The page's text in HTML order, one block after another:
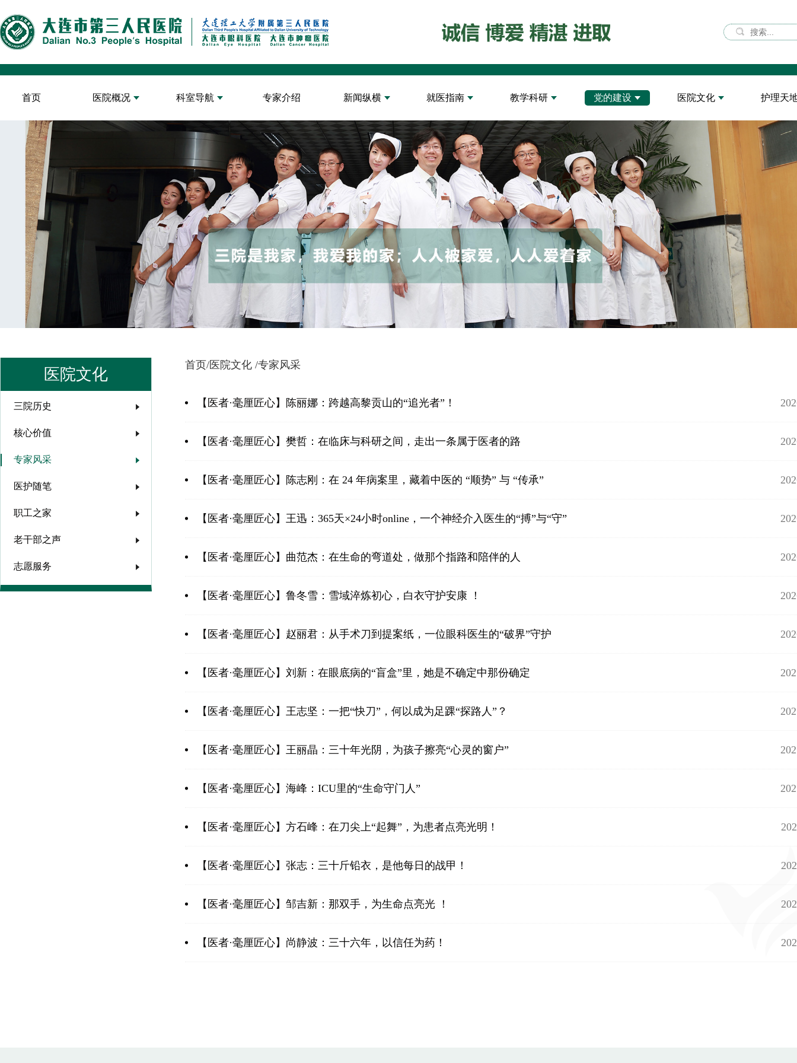
首页 医院概况 科室导航 专家介绍 新闻纵横 就医指南 教学科研 党的建设 医院文化 护理天
医院文化
三院历史
核心价值
专家风采
医护随笔
职工之家
老干部之声
志愿服务
首页/医院文化 /专家风采
【医者·毫厘匠心】陈丽娜：跨越高黎贡山的“追光者”！
【医者·毫厘匠心】樊哲：在临床与科研之间，走出一条属于医者的路
【医者·毫厘匠心】陈志刚：在 24 年病案里，藏着中医的 “顺势” 与 “传承”
【医者·毫厘匠心】王迅：365天×24小时online，一个神经介入医生的“搏”与“守”
【医者·毫厘匠心】曲范杰：在生命的弯道处，做那个指路和陪伴的人
【医者·毫厘匠心】鲁冬雪：雪域淬炼初心，白衣守护安康 ！
【医者·毫厘匠心】赵丽君：从手术刀到提案纸，一位眼科医生的“破界”守护
【医者·毫厘匠心】刘新：在眼底病的“盲盒”里，她是不确定中那份确定
【医者·毫厘匠心】王志坚：一把“快刀”，何以成为足踝“探路人”？
【医者·毫厘匠心】王丽晶：三十年光阴，为孩子擦亮“心灵的窗户”
【医者·毫厘匠心】海峰：ICU里的“生命守门人”
【医者·毫厘匠心】方石峰：在刀尖上“起舞”，为患者点亮光明！
【医者·毫厘匠心】张志：三十斤铅衣，是他每日的战甲！
【医者·毫厘匠心】邹吉新：那双手，为生命点亮光 ！
【医者·毫厘匠心】尚静波：三十六年，以信任为药！